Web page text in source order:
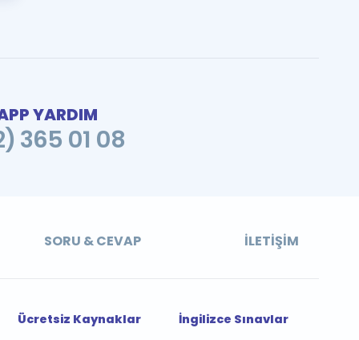
YARDIM
365 01 08
SORU & CEVAP İLETIŞIM
Ücretsiz Kaynaklar
İngilizce Sınavlar